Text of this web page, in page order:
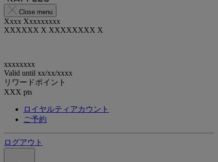
Close menu
Xxxx Xxxxxxxxx
XXXXXX X XXXXXXXX X
xxxxxxxx
Valid until xx/xx/xxxx
リワードポイント
XXX pts
ロイヤルティアカウント
ご予約
ログアウト